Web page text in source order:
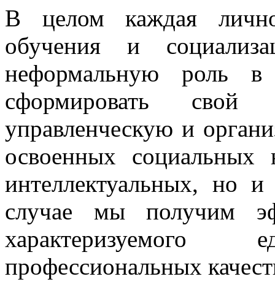
В целом каждая
обучения и
неформальную роль в
сформировать
управленческую и
освоенных
интеллектуальных, но
случае мы получим
профессиональных